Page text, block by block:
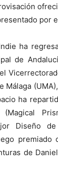
por
ha
de
Málaga
ha
(Magical
Diseño de
premiado
de